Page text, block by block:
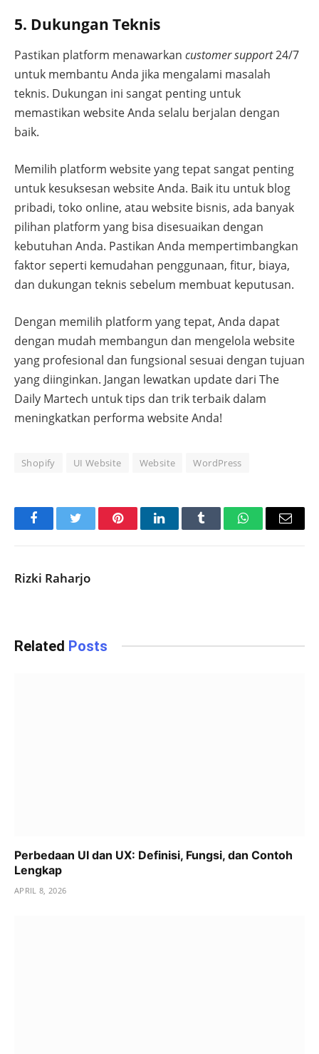
5. Dukungan Teknis
Pastikan platform menawarkan customer support24/7
untuk membantu Anda jika mengalami masalah
teknis. Dukungan ini sangat penting untuk
memastikan website Anda selalu berjalan dengan
baik.
Memilih platform website yang tepat sangat penting
untuk kesuksesan website Anda. Baik itu untuk blog
pribadi, toko online, atau website bisnis, ada banyak
pilihan platform yang bisa disesuaikan dengan
kebutuhan Anda. Pastikan Anda mempertimbangkan
faktor seperti kemudahan penggunaan, fitur, biaya,
dan dukungan teknis sebelum membuat keputusan.
Dengan memilih platform yang tepat, Anda dapat
dengan mudah membangun dan mengelola website
yang profesional dan fungsional sesuai dengan tujuan
yang diinginkan. Jangan lewatkan update dari The
Daily Martech untuk tips dan trik terbaik dalam
meningkatkan performa website Anda!
Shopify UI Website Website WordPress
FacebookTwitter PinterestLinkedInTumblr WhatsAppEmail
Rizki Raharjo
Related Posts
Perbedaan UI dan UX: Definisi, Fungsi, dan Contoh
Lengkap
APRIL 8, 2026